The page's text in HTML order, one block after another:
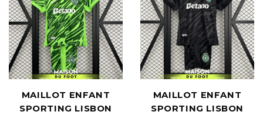
MAILLOT ENFANT
SPORTING LISBON
MAILLOT ENFANT
SPORTING LISBON